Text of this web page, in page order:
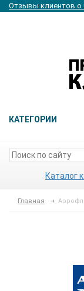
Отзывы клиентов о
КАТЕГОРИИ
Каталог
Главная